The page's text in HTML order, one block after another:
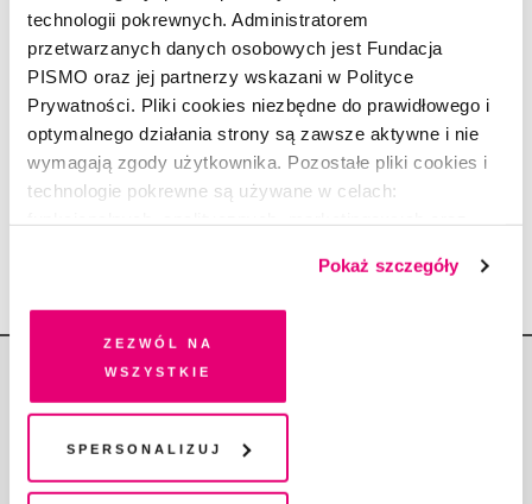
technologii pokrewnych. Administratorem
przetwarzanych danych osobowych jest Fundacja
PISMO oraz jej partnerzy wskazani w Polityce
Prywatności. Pliki cookies niezbędne do prawidłowego i
optymalnego działania strony są zawsze aktywne i nie
wymagają zgody użytkownika. Pozostałe pliki cookies i
technologie pokrewne są używane w celach:
dobrowolną zgodę na pliki cookies i technologie
pokrewne, zgadzasz się na przechowywanie informacji
na Twoim urządzeniu końcowym lub dostęp do niego i
przetwarzanie danych. Zgodę na wszystkie lub niektóre
chwili wycofać lub ponowić w zakładce "Ustawienia
plików cookie". Wycofanie zgody nie wpływa na
legalność przetwarzania danych przed jej wycofaniem
Pokaż szczegóły
Zezwól na
wszystkie
Spersonalizuj
książki „Słowo humoru”
13.10.2023
Po ciemku
MARCIN WICHA
7.04.2021
Copyright © Fundacja Pismo